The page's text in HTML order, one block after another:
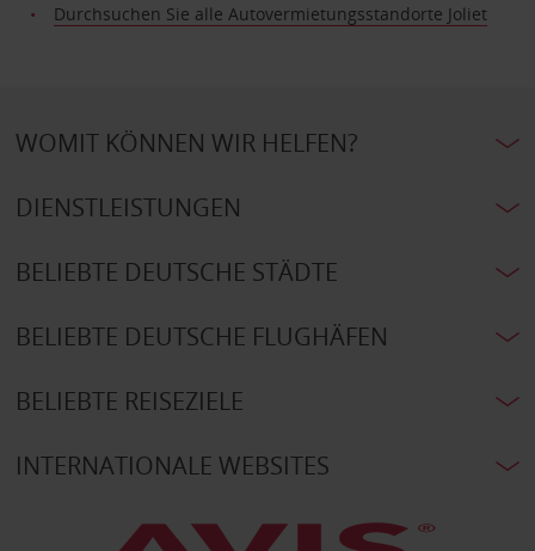
Durchsuchen Sie alle Autovermietungsstandorte Joliet
WOMIT KÖNNEN WIR HELFEN?
DIENSTLEISTUNGEN
BELIEBTE DEUTSCHE STÄDTE
BELIEBTE DEUTSCHE FLUGHÄFEN
BELIEBTE REISEZIELE
INTERNATIONALE WEBSITES